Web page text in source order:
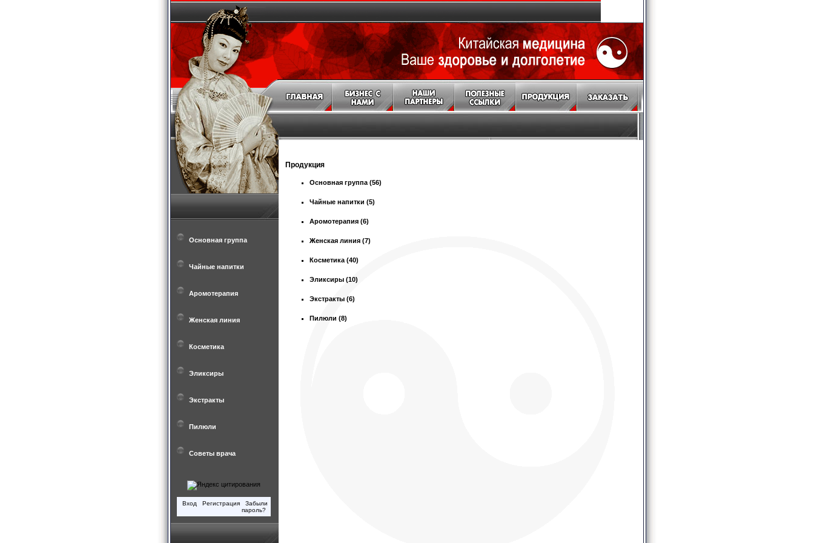
Основная группа
Чайные напитки
Аромотерапия
Женская линия
Косметика
Эликсиры
Экстракты
Пилюли
Советы врача
Вход Регистрация
Забыли
пароль?
Продукция
Основная группа (56)
Чайные напитки (5)
Аромотерапия (6)
Женская линия (7)
Косметика (40)
Эликсиры (10)
Экстракты (6)
Пилюли (8)